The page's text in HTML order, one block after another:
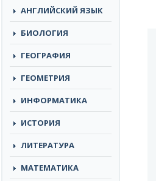
АНГЛИЙСКИЙ ЯЗЫК
БИОЛОГИЯ
ГЕОГРАФИЯ
ГЕОМЕТРИЯ
ИНФОРМАТИКА
ИСТОРИЯ
ЛИТЕРАТУРА
МАТЕМАТИКА